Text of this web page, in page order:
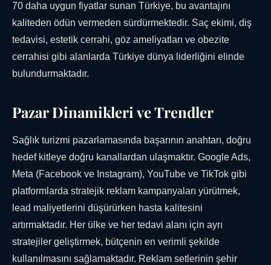
70 daha uygun fiyatlar sunan Türkiye, bu avantajını
kaliteden ödün vermeden sürdürmektedir. Saç ekimi, diş
tedavisi, estetik cerrahi, göz ameliyatları ve obezite
cerrahisi gibi alanlarda Türkiye dünya liderliğini elinde
bulundurmaktadır.
Pazar Dinamikleri ve Trendler
Sağlık turizmi pazarlamasında başarının anahtarı, doğru
hedef kitleye doğru kanallardan ulaşmaktır. Google Ads,
Meta (Facebook ve Instagram), YouTube ve TikTok gibi
platformlarda stratejik reklam kampanyaları yürütmek,
lead maliyetlerini düşürürken hasta kalitesini
artırmaktadır. Her ülke ve her tedavi alanı için ayrı
stratejiler geliştirmek, bütçenin en verimli şekilde
kullanılmasını sağlamaktadır. Reklam setlerinin şehir